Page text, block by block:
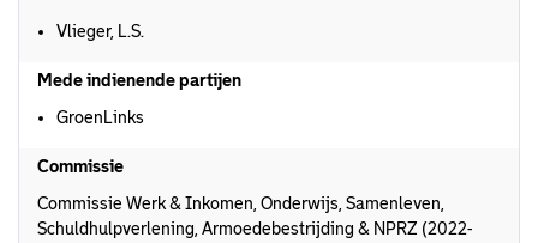
Vlieger, L.S.
Mede indienende partijen
GroenLinks
Commissie
Commissie Werk & Inkomen, Onderwijs, Samenleven,
Schuldhulpverlening, Armoedebestrijding & NPRZ (2022-